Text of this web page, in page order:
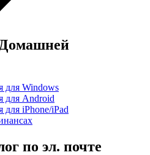
для Windows
для Android
для iPhone/iPad
по эл. почте